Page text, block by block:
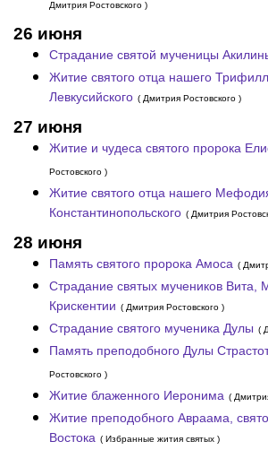
Дмитрия Ростовского )
26 июня
Страдание святой мученицы
Житие святого отца нашего
Левкусийского ( Дмитрия Ростовского )
27 июня
Житие и чудеса святого пророка
Ростовского )
Житие святого отца нашего
Константинопольского ( Дмитрия
28 июня
Память святого пророка Амоса (
Страдание святых мучеников Вита,
Крискентии ( Дмитрия Ростовского )
Страдание святого мученика Дулы (
Память преподобного Дулы
Ростовского )
Житие блаженного Иеронима (
Житие преподобного Авраама,
Востока ( Избранные жития святых )